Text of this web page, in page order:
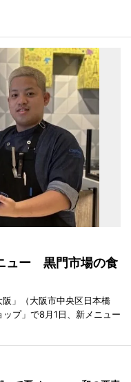
ュー 黒門市場の食
」（大阪市中央区日本橋
プ」で8月1日、新メニュー